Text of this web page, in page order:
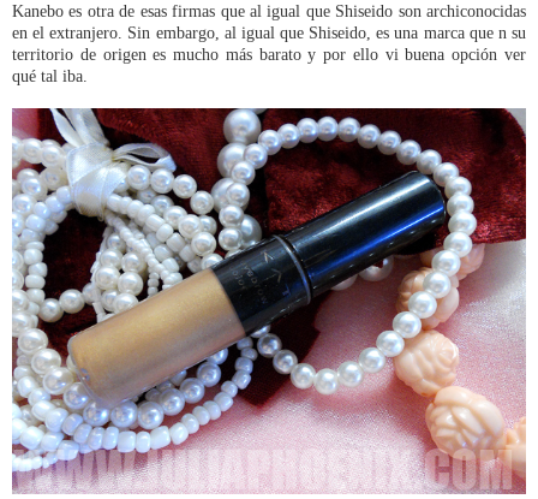
Kanebo es otra de esas firmas que al igual que Shiseido son archiconocidas
en el extranjero. Sin embargo, al igual que Shiseido, es una marca que n su
territorio de origen es mucho más barato y por ello vi buena opción ver
qué tal iba.